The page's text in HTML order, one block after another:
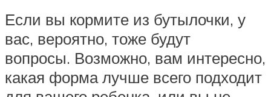
Если вы кормите из бутылочки, у
вас, вероятно, тоже будут
вопросы. Возможно, вам интересно,
какая форма лучше всего подходит